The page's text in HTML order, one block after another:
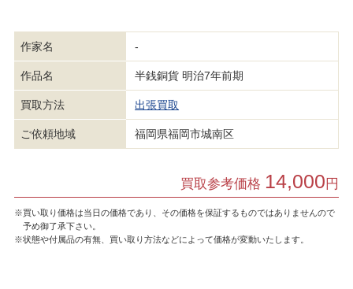
作家名 -
作品名 半銭銅貨 明治7年前期
買取方法 出張買取
ご依頼地域 福岡県福岡市城南区
買取参考価格 14,000 円
※買い取り価格は当日の価格であり、その価格を保証するものではありませんので
予め御了承下さい。
※状態や付属品の有無、買い取り方法などによって価格が変動いたします。